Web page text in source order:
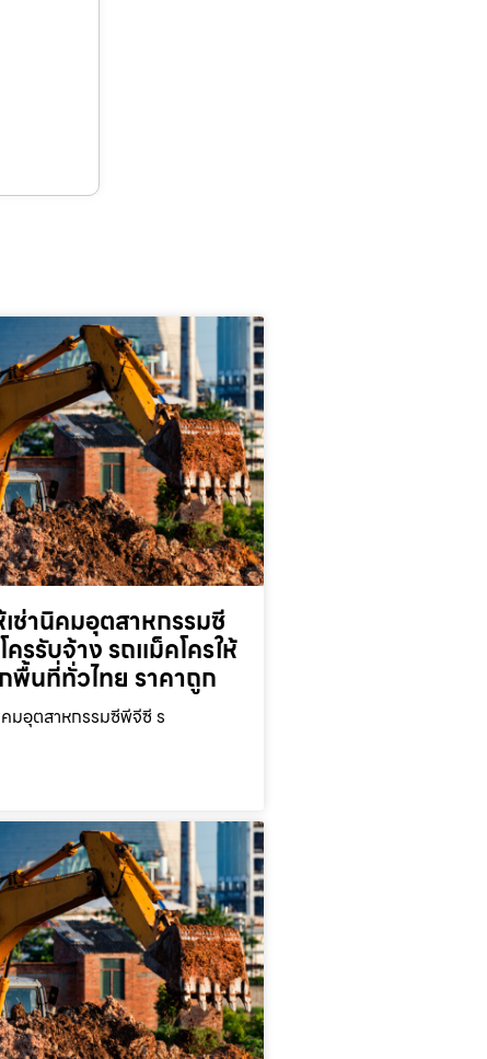
เช่านิคมอุตสาหกรรมซี
รรับจ้าง รถแม็คโครให้
พื้นที่ทั่วไทย ราคาถูก
คมอุตสาหกรรมซีพีจีซี ร